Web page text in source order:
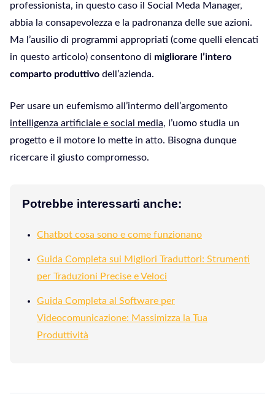
professionista, in questo caso il Social Meda Manager,
abbia la consapevolezza e la padronanza delle sue azioni.
Ma l’ausilio di programmi appropriati (come quelli elencati
in questo articolo) consentono di migliorare l’intero
comparto produttivo dell’azienda.
Per usare un eufemismo all’intermo dell’argomento
intelligenza artificiale e social media, l’uomo studia un
progetto e il motore lo mette in atto. Bisogna dunque
ricercare il giusto compromesso.
Potrebbe interessarti anche:
Chatbot cosa sono e come funzionano
Guida Completa sui Migliori Traduttori: Strumenti
per Traduzioni Precise e Veloci
Guida Completa al Software per
Videocomunicazione: Massimizza la Tua
Produttività